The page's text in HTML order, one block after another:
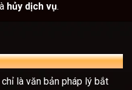
hủy dịch vụ.
chỉ là văn bản pháp lý bắt